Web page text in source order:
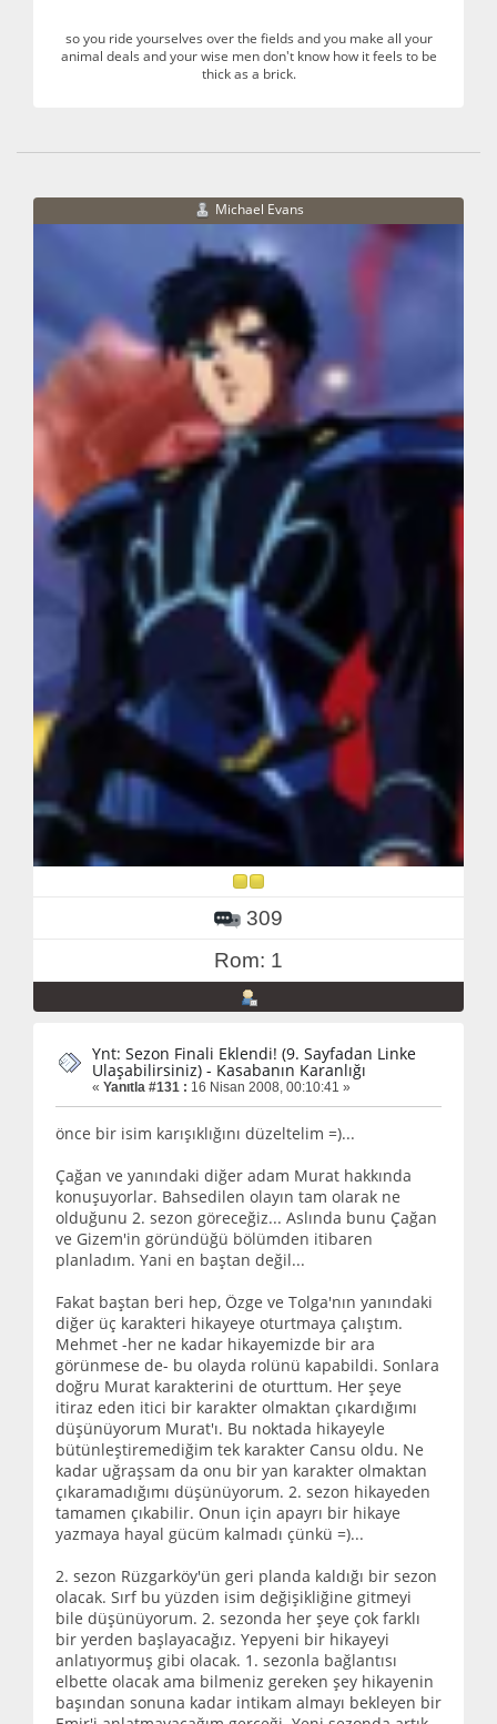
so you ride yourselves over the fields and you make all your
animal deals and your wise men don't know how it feels to be
thick as a brick.
Michael Evans
309
Rom: 1
Ynt: Sezon Finali Eklendi! (9. Sayfadan Linke
Ulaşabilirsiniz) - Kasabanın Karanlığı
« Yanıtla #131 : 16 Nisan 2008, 00:10:41 »
önce bir isim karışıklığını düzeltelim =)...
Çağan ve yanındaki diğer adam Murat hakkında
konuşuyorlar. Bahsedilen olayın tam olarak ne
olduğunu 2. sezon göreceğiz... Aslında bunu Çağan
ve Gizem'in göründüğü bölümden itibaren
planladım. Yani en baştan değil...
Fakat baştan beri hep, Özge ve Tolga'nın yanındaki
diğer üç karakteri hikayeye oturtmaya çalıştım.
Mehmet -her ne kadar hikayemizde bir ara
görünmese de- bu olayda rolünü kapabildi. Sonlara
doğru Murat karakterini de oturttum. Her şeye
itiraz eden itici bir karakter olmaktan çıkardığımı
düşünüyorum Murat'ı. Bu noktada hikayeyle
bütünleştiremediğim tek karakter Cansu oldu. Ne
kadar uğraşsam da onu bir yan karakter olmaktan
çıkaramadığımı düşünüyorum. 2. sezon hikayeden
tamamen çıkabilir. Onun için apayrı bir hikaye
yazmaya hayal gücüm kalmadı çünkü =)...
2. sezon Rüzgarköy'ün geri planda kaldığı bir sezon
olacak. Sırf bu yüzden isim değişikliğine gitmeyi
bile düşünüyorum. 2. sezonda her şeye çok farklı
bir yerden başlayacağız. Yepyeni bir hikayeyi
anlatıyormuş gibi olacak. 1. sezonla bağlantısı
elbette olacak ama bilmeniz gereken şey hikayenin
başından sonuna kadar intikam almayı bekleyen bir